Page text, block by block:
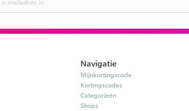
Navigatie
Mijnkortingscode
Kortingscodes
Categorieën
Shops